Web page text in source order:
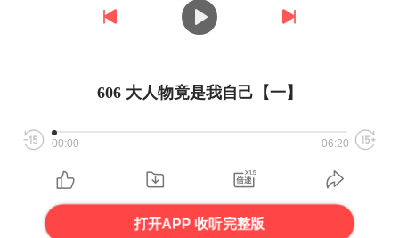
606 大人物竟是我自己【一】
00:00 06:20
打开APP 收听完整版